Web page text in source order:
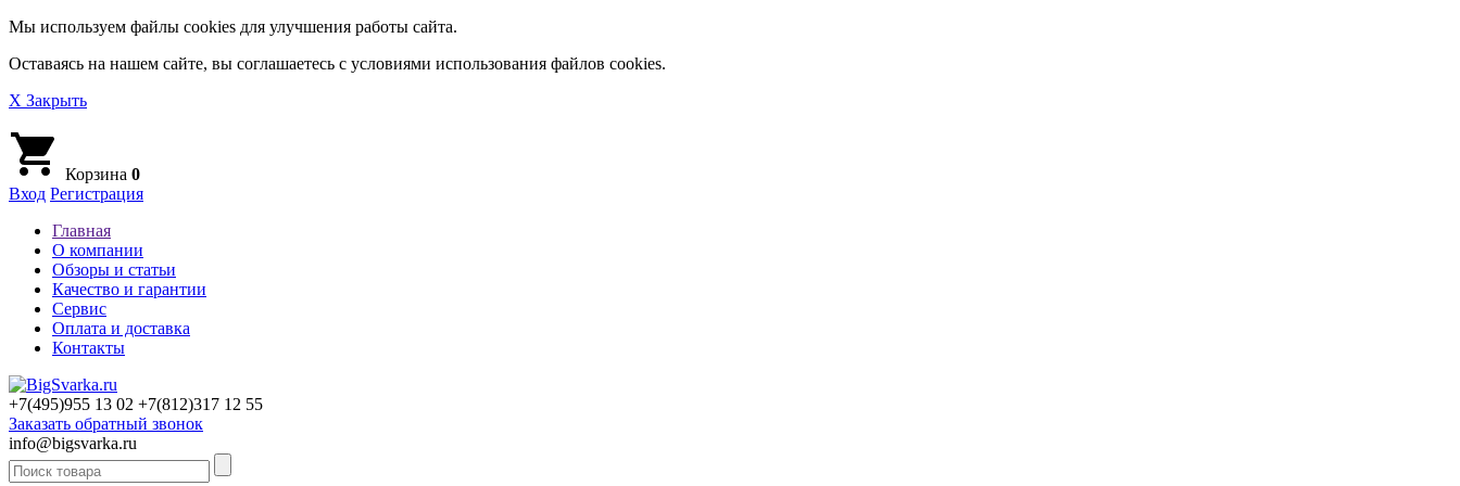
Мы используем файлы cookies для улучшения работы сайта.
Оставаясь на нашем сайте, вы соглашаетесь с условиями использования файлов cookies.
X Закрыть
Корзина 0
Вход Регистрация
Главная
О компании
Обзоры и статьи
Качество и гарантии
Сервис
Оплата и доставка
Контакты
+7(495)955 13 02 +7(812)317 12 55
Заказать обратный звонок
info@bigsvarka.ru